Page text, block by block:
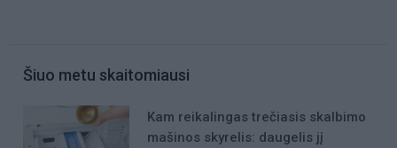
Šiuo metu skaitomiausi
Kam reikalingas trečiasis skalbimo
mašinos skyrelis: daugelis jį